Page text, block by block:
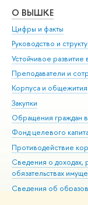
О ВЫШКЕ
Цифры и факты
Руководство и
Устойчивое
Преподаватели и
Корпуса и общежития
Закупки
Обращения граждан
Фонд целевого
Противодействие
Сведения о доходах,
обязательствах
Сведения об
Людям с